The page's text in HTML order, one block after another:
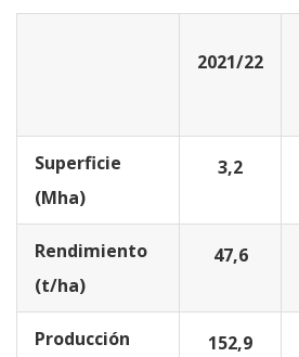
2021/22
Superficie
(Mha)
3,2
Rendimiento
(t/ha)
47,6
Producción
152,9